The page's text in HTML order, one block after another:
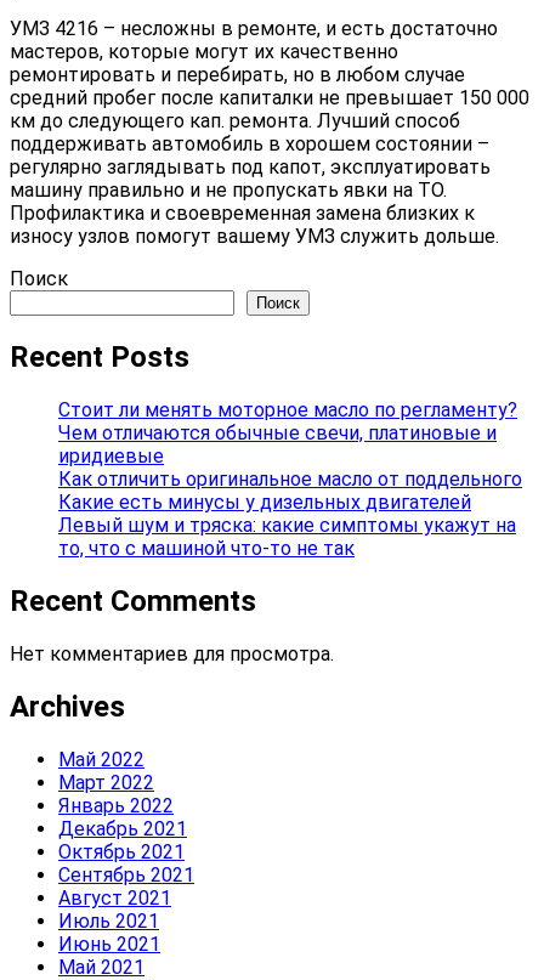
УМЗ 4216 – несложны в ремонте, и есть достаточно
мастеров, которые могут их качественно
ремонтировать и перебирать, но в любом случае
средний пробег после капиталки не превышает 150 000
км до следующего кап. ремонта. Лучший способ
поддерживать автомобиль в хорошем состоянии –
регулярно заглядывать под капот, эксплуатировать
машину правильно и не пропускать явки на ТО.
Профилактика и своевременная замена близких к
износу узлов помогут вашему УМЗ служить дольше.
Поиск
Поиск
Recent Posts
Стоит ли менять моторное масло по регламенту?
Чем отличаются обычные свечи, платиновые и
иридиевые
Как отличить оригинальное масло от поддельного
Какие есть минусы у дизельных двигателей
Левый шум и тряска: какие симптомы укажут на
то, что с машиной что-то не так
Recent Comments
Нет комментариев для просмотра.
Archives
Май 2022
Март 2022
Январь 2022
Декабрь 2021
Октябрь 2021
Сентябрь 2021
Август 2021
Июль 2021
Июнь 2021
Май 2021